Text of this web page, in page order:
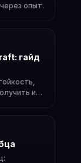
опыт.
гайд
и